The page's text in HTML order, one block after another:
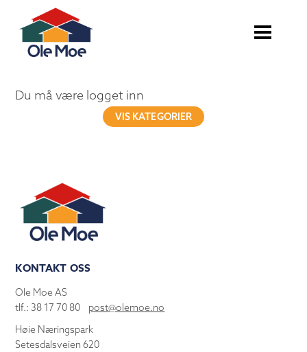
Du må være logget inn
VIS KATEGORIER
KONTAKT OSS
Ole Moe AS
tlf.: 38 17 70 80 post@olemoe.no
Høie Næringspark
Setesdalsveien 620